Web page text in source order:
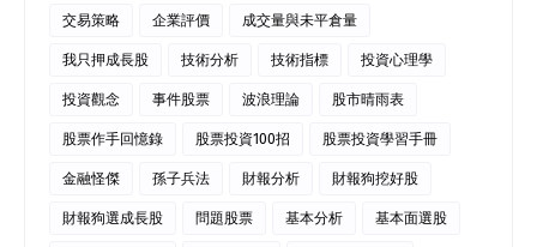
交易策略 企業評價 成交量與未平倉量
我只押成長股 技術分析 技術指標 投資心理學
投資觀念 事件股票 波浪理論 股市晴雨表
股票作手回憶錄 股票投資100招 股票投資學習手冊
金融怪傑 孫子兵法 財報分析 財報狗挖好股
財報狗選成長股 問題股票 基本分析 基本面選股